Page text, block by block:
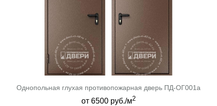
Однопольная глухая противопожарная дверь ПД-ОГ001a
от 6500руб./м2